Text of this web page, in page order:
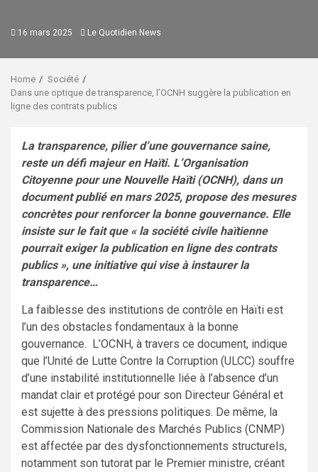
16 mars 2025 Le Quotidien News
Home
Société
Dans une optique de transparence, l’OCNH suggère la publication en
ligne des contrats publics
La transparence, pilier d’une gouvernance saine,
reste un défi majeur en Haïti. L’Organisation
Citoyenne pour une Nouvelle Haïti (OCNH), dans un
document publié en mars 2025, propose des mesures
concrètes pour renforcer la bonne gouvernance. Elle
insiste sur le fait que « la société civile haïtienne
pourrait exiger la publication en ligne des contrats
publics », une initiative qui vise à instaurer la
transparence…
La faiblesse des institutions de contrôle en Haïti est
l’un des obstacles fondamentaux à la bonne
gouvernance. L’OCNH, à travers ce document, indique
que l’Unité de Lutte Contre la Corruption (ULCC) souffre
d’une instabilité institutionnelle liée à l’absence d’un
mandat clair et protégé pour son Directeur Général et
est sujette à des pressions politiques. De même, la
Commission Nationale des Marchés Publics (CNMP)
est affectée par des dysfonctionnements structurels,
notamment son tutorat par le Premier ministre, créant